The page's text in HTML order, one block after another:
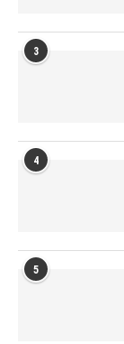
3
4
5